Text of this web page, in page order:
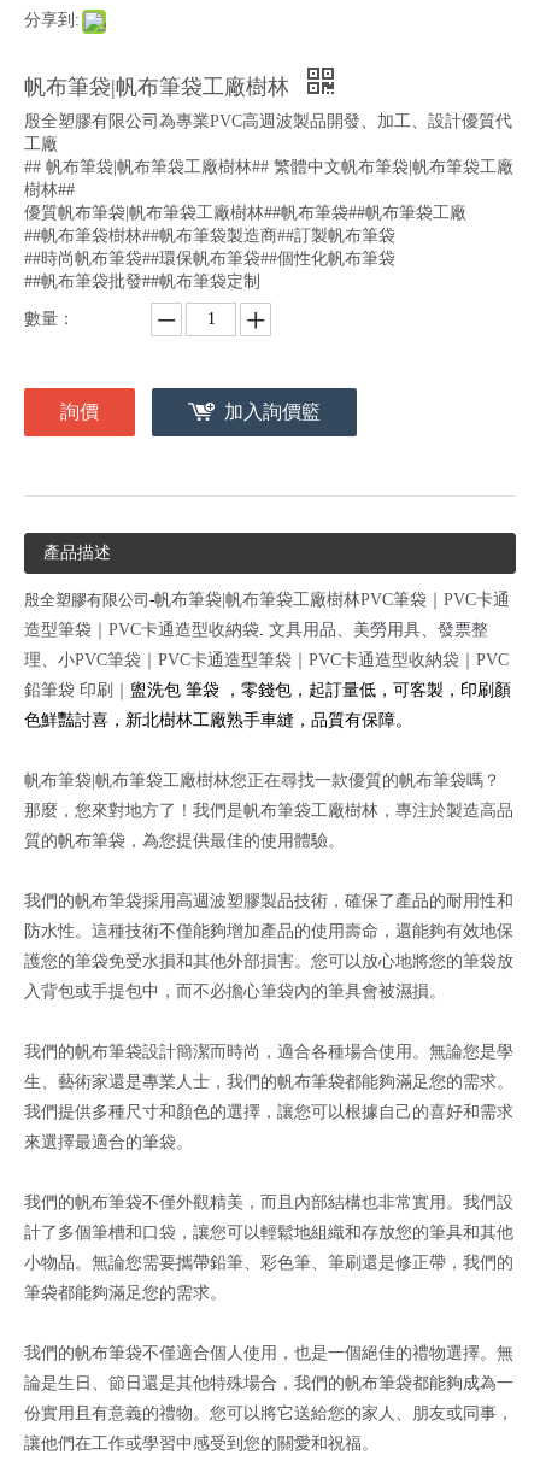
分享到:
帆布筆袋|帆布筆袋工廠樹林
殷全塑膠有限公司為專業PVC高週波製品開發、加工、設計優質代
工廠
## 帆布筆袋|帆布筆袋工廠樹林## 繁體中文帆布筆袋|帆布筆袋工廠
樹林##
優質帆布筆袋|帆布筆袋工廠樹林##帆布筆袋##帆布筆袋工廠
##帆布筆袋樹林##帆布筆袋製造商##訂製帆布筆袋
##時尚帆布筆袋##環保帆布筆袋##個性化帆布筆袋
##帆布筆袋批發##帆布筆袋定制
數量：
詢價 加入詢價籃
產品描述
殷全塑膠有限公司 -帆布筆袋|帆布筆袋工廠樹林PVC筆袋｜PVC卡通
造型筆袋｜PVC卡通造型收納袋. 文具用品、美勞用具、發票整
理、小PVC筆袋｜PVC卡通造型筆袋｜PVC卡通造型收納袋｜PVC
鉛筆袋 印刷｜ 盥洗包 筆袋 ，零錢包，起訂量低，可客製， 印刷 顏
色鮮豔討喜，新北樹林工廠熟手車縫，品質有保障。
帆布筆袋|帆布筆袋工廠樹林您正在尋找一款優質的帆布筆袋嗎？
那麼，您來對地方了！我們是帆布筆袋工廠樹林，專注於製造高品
質的帆布筆袋，為您提供最佳的使用體驗。
我們的帆布筆袋採用高週波塑膠製品技術，確保了產品的耐用性和
防水性。這種技術不僅能夠增加產品的使用壽命，還能夠有效地保
護您的筆袋免受水損和其他外部損害。您可以放心地將您的筆袋放
入背包或手提包中，而不必擔心筆袋內的筆具會被濕損。
我們的帆布筆袋設計簡潔而時尚，適合各種場合使用。無論您是學
生、藝術家還是專業人士，我們的帆布筆袋都能夠滿足您的需求。
我們提供多種尺寸和顏色的選擇，讓您可以根據自己的喜好和需求
來選擇最適合的筆袋。
我們的帆布筆袋不僅外觀精美，而且內部結構也非常實用。我們設
計了多個筆槽和口袋，讓您可以輕鬆地組織和存放您的筆具和其他
小物品。無論您需要攜帶鉛筆、彩色筆、筆刷還是修正帶，我們的
筆袋都能夠滿足您的需求。
我們的帆布筆袋不僅適合個人使用，也是一個絕佳的禮物選擇。無
論是生日、節日還是其他特殊場合，我們的帆布筆袋都能夠成為一
份實用且有意義的禮物。您可以將它送給您的家人、朋友或同事，
讓他們在工作或學習中感受到您的關愛和祝福。